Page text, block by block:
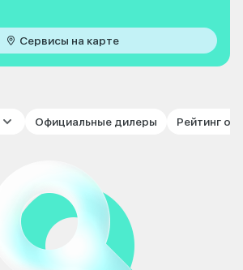
Сервисы на карте
Официальные дилеры Рейтинг